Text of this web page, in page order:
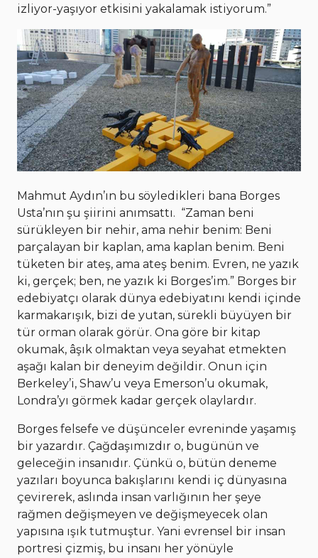
izliyor-yaşıyor etkisini yakalamak istiyorum.”
Mahmut Aydın’ın bu söyledikleri bana Borges
Usta’nın şu şiirini anımsattı. “Zaman beni
sürükleyen bir nehir, ama nehir benim: Beni
parçalayan bir kaplan, ama kaplan benim. Beni
tüketen bir ateş, ama ateş benim. Evren, ne yazık
ki, gerçek; ben, ne yazık ki Borges’im.” Borges bir
edebiyatçı olarak dünya edebiyatını kendi içinde
karmakarışık, bizi de yutan, sürekli büyüyen bir
tür orman olarak görür. Ona göre bir kitap
okumak, âşık olmaktan veya seyahat etmekten
aşağı kalan bir deneyim değildir. Onun için
Berkeley’i, Shaw’u veya Emerson’u okumak,
Londra’yı görmek kadar gerçek olaylardır.
Borges felsefe ve düşünceler evreninde yaşamış
bir yazardır. Çağdaşımızdır o, bugünün ve
geleceğin insanıdır. Çünkü o, bütün deneme
yazıları boyunca bakışlarını kendi iç dünyasına
çevirerek, aslında insan varlığının her şeye
rağmen değişmeyen ve değişmeyecek olan
yapısına ışık tutmuştur. Yani evrensel bir insan
portresi çizmiş, bu insanı her yönüyle